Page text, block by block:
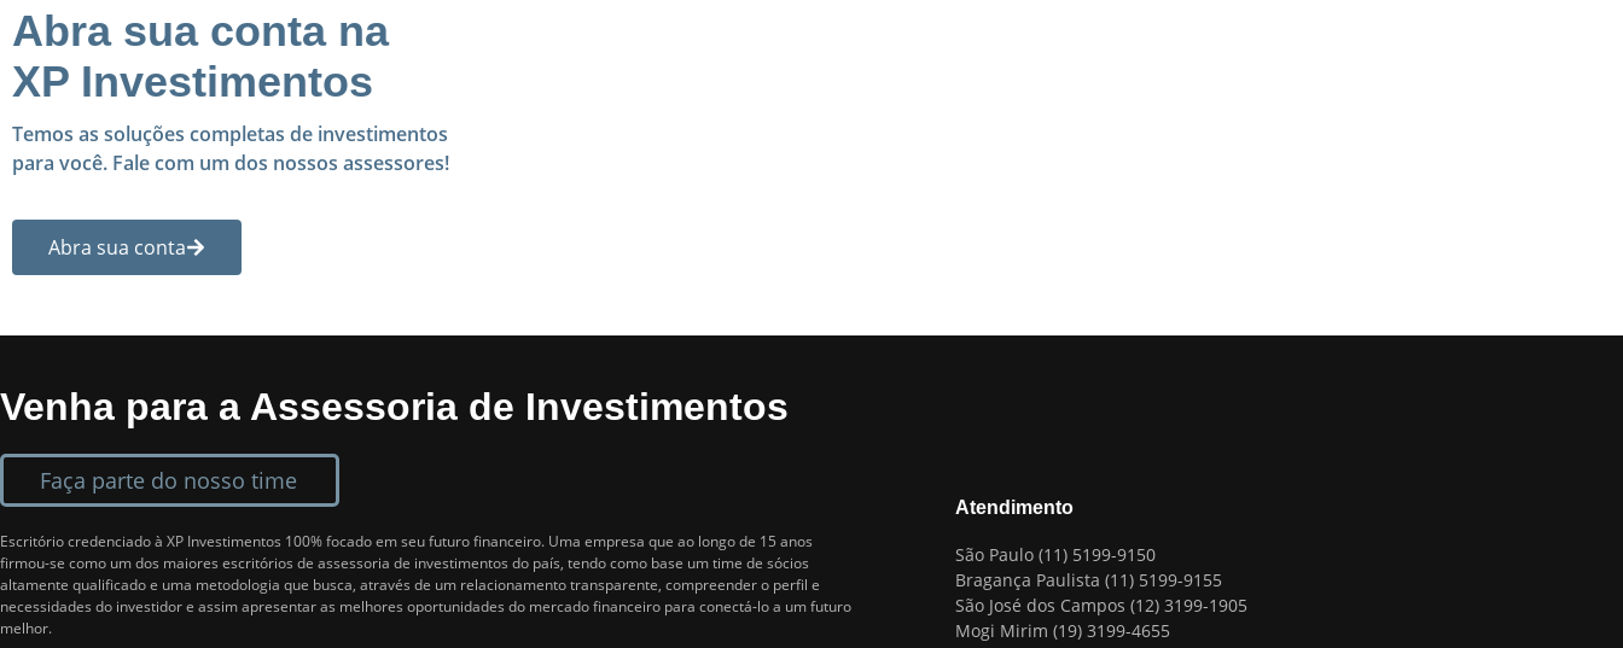
Abra sua conta na
XP Investimentos
Temos as soluções completas de investimentos
para você. Fale com um dos nossos assessores!
Abra sua conta
Venha para a Assessoria de Investimentos
Faça parte do nosso time
Escritório credenciado à XP Investimentos 100% focado em seu futuro financeiro. Uma empresa que ao longo de 15 anos
firmou-se como um dos maiores escritórios de assessoria de investimentos do país, tendo como base um time de sócios
altamente qualificado e uma metodologia que busca, através de um relacionamento transparente, compreender o perfil e
necessidades do investidor e assim apresentar as melhores oportunidades do mercado financeiro para conectá-lo a um futuro
melhor.
Atendimento
São Paulo (11) 5199-9150
Bragança Paulista (11) 5199-9155
São José dos Campos (12) 3199-1905
Mogi Mirim (19) 3199-4655